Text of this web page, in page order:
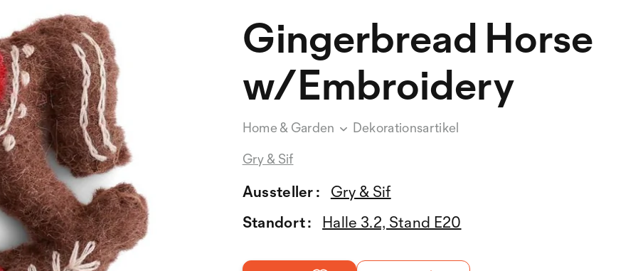
Gingerbread Horse
w/Embroidery
Home & Garden
Dekorationsartikel
Gry & Sif
Aussteller :
Gry & Sif
Standort :
Halle 3.2, Stand E20